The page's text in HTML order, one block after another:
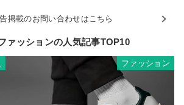
掲載のお問い合わせはこちら
ァッションの人気記事TOP10
ファッション